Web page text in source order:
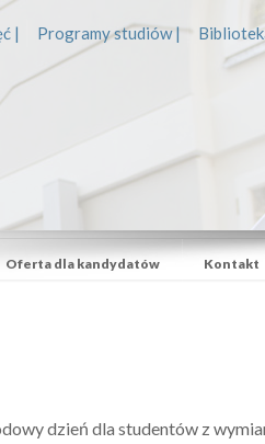
| Programy studiów |
Oferta dla kandydatów Kontakt
dzień dla studentów z